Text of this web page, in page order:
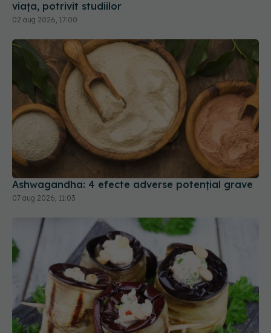
viața, potrivit studiilor
02 aug 2026, 17:00
Ashwagandha: 4 efecte adverse potențial grave
07 aug 2026, 11:03